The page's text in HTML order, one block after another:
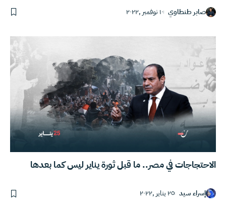
صابر طنطاوي ١٠ نوفمبر ,٢٠٢٢
الاحتجاجات في مصر.. ما قبل ثورة يناير ليس كما بعدها
إسراء سيد ٢٥ يناير ,٢٠٢٢